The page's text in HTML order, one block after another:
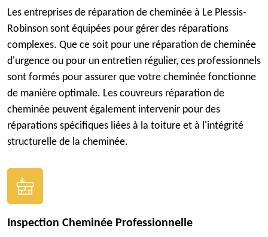
Les entreprises de réparation de cheminée à Le Plessis-
Robinson sont équipées pour gérer des réparations
complexes. Que ce soit pour une réparation de cheminée
d'urgence ou pour un entretien régulier, ces professionnels
sont formés pour assurer que votre cheminée fonctionne
de manière optimale. Les couvreurs réparation de
cheminée peuvent également intervenir pour des
réparations spécifiques liées à la toiture et à l'intégrité
structurelle de la cheminée.
Inspection Cheminée Professionnelle